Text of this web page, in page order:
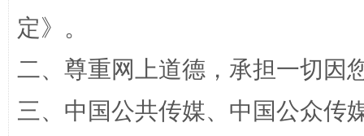
阿坝州三大球赛在茂县开幕 规模
定》。
二、尊重网上道德，承担一切因
三、中国公共传媒、中国公众传